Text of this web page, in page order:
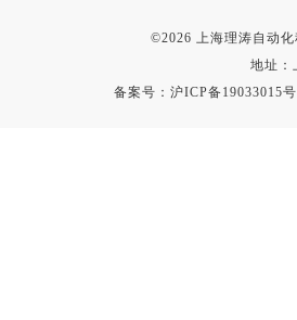
©2026 上海理涛自动
地址：
备案号： 沪ICP备19033015